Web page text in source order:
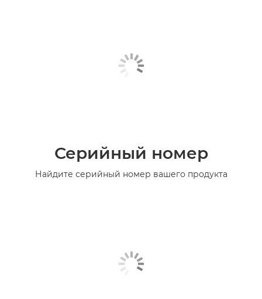
Серийный номер
Найдите серийный номер вашего продукта